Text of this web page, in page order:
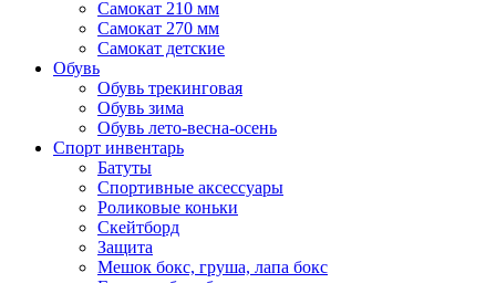
Самокат 210 мм
Самокат 270 мм
Самокат детские
Обувь
Обувь трекинговая
Обувь зима
Обувь лето-весна-осень
Спорт инвентарь
Батуты
Спортивные аксессуары
Роликовые коньки
Скейтборд
Защита
Мешок бокс, груша, лапа бокс